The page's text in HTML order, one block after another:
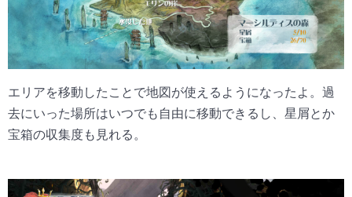
エリアを移動したことで地図が使えるようになったよ。過
去にいった場所はいつでも自由に移動できるし、星屑とか
宝箱の収集度も見れる。